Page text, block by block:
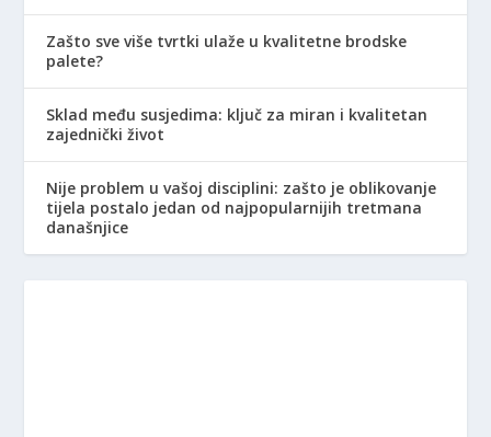
Zašto sve više tvrtki ulaže u kvalitetne brodske
palete?
Sklad među susjedima: ključ za miran i kvalitetan
zajednički život
Nije problem u vašoj disciplini: zašto je oblikovanje
tijela postalo jedan od najpopularnijih tretmana
današnjice